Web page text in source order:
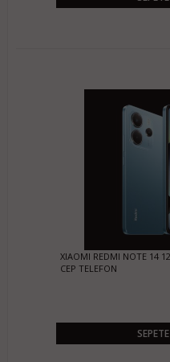
XIAOMI REDMI NOTE 14
CEP TELEFON